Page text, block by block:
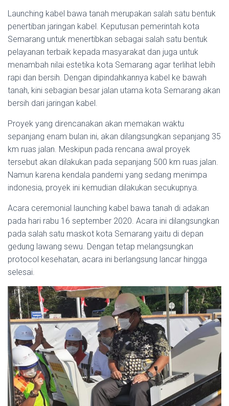
Launching kabel bawa tanah merupakan salah satu bentuk
penertiban jaringan kabel. Keputusan pemerintah kota
Semarang untuk menertibkan sebagai salah satu bentuk
pelayanan terbaik kepada masyarakat dan juga untuk
menambah nilai estetika kota Semarang agar terlihat lebih
rapi dan bersih. Dengan dipindahkannya kabel ke bawah
tanah, kini sebagian besar jalan utama kota Semarang akan
bersih dari jaringan kabel.
Proyek yang direncanakan akan memakan waktu
sepanjang enam bulan ini, akan dilangsungkan sepanjang 35
km ruas jalan. Meskipun pada rencana awal proyek
tersebut akan dilakukan pada sepanjang 500 km ruas jalan.
Namun karena kendala pandemi yang sedang menimpa
indonesia, proyek ini kemudian dilakukan secukupnya.
Acara ceremonial launching kabel bawa tanah di adakan
pada hari rabu 16 september 2020. Acara ini dilangsungkan
pada salah satu maskot kota Semarang yaitu di depan
gedung lawang sewu. Dengan tetap melangsungkan
protocol kesehatan, acara ini berlangsung lancar hingga
selesai.